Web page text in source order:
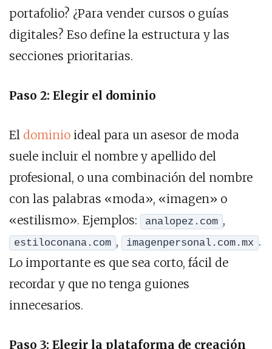
portafolio? ¿Para vender cursos o guías
digitales? Eso define la estructura y las
secciones prioritarias.
Paso 2: Elegir el dominio
El dominio ideal para un asesor de moda
suele incluir el nombre y apellido del
profesional, o una combinación del nombre
con las palabras «moda», «imagen» o
«estilismo». Ejemplos:
analopez.com ,
estiloconana.com , imagenpersonal.com.mx .
Lo importante es que sea corto, fácil de
recordar y que no tenga guiones
innecesarios.
Paso 3: Elegir la plataforma de creación